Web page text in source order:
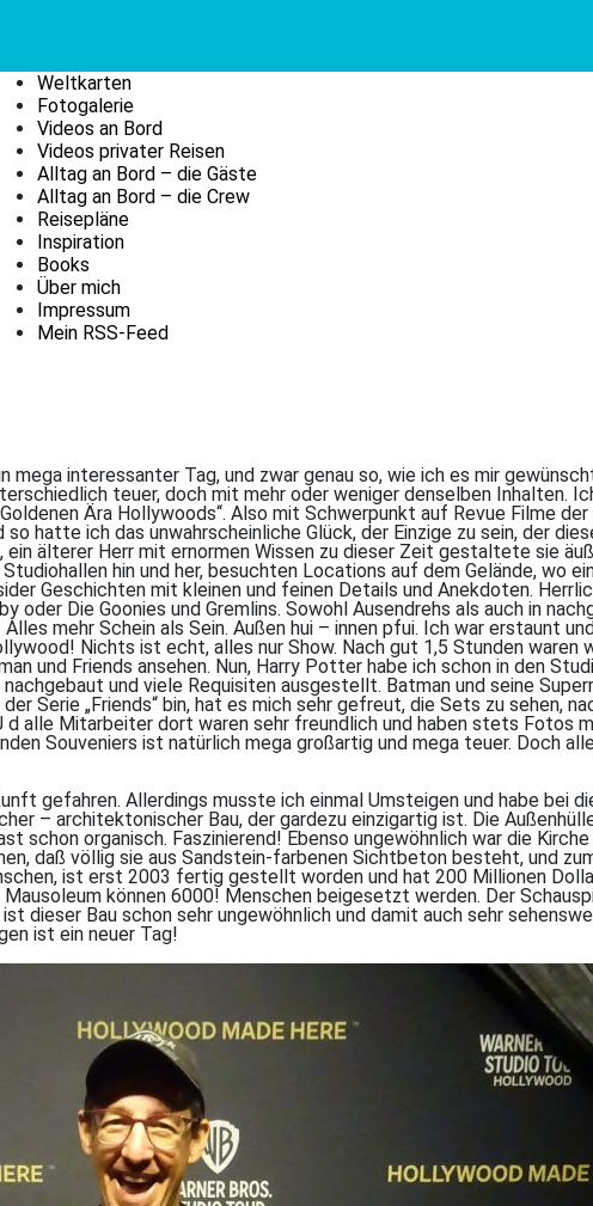
Weltkarten
Fotogalerie
Videos an Bord
Videos privater Reisen
Alltag an Bord – die Gäste
Alltag an Bord – die Crew
Reisepläne
Inspiration
Books
Über mich
Impressum
Mein RSS-Feed
mega interessanter Tag, und zwar genau so, wie ich es mir
teuer, doch mit mehr oder weniger denselben Inhalten.
Ära Hollywoods“. Also mit Schwerpunkt auf Revue Filme
hatte ich das unwahrscheinliche Glück, der Einzige zu sein, der
ein älterer Herr mit ernormen Wissen zu dieser Zeit gestaltete sie
hin und her, besuchten Locations auf dem Gelände, wo
Geschichten mit kleinen und feinen Details und Anekdoten.
oder Die Goonies und Gremlins. Sowohl Ausendrehs als auch in
mehr Schein als Sein. Außen hui – innen pfui. Ich war erstaunt
Nichts ist echt, alles nur Show. Nach gut 1,5 Stunden waren
und Friends ansehen. Nun, Harry Potter habe ich schon in den
und viele Requisiten ausgestellt. Batman und seine
Serie „Friends“ bin, hat es mich sehr gefreut, die Sets zu sehen,
alle Mitarbeiter dort waren sehr freundlich und haben stets Fotos
Souveniers ist natürlich mega großartig und mega teuer. Doch
gefahren. Allerdings musste ich einmal Umsteigen und habe bei
– architektonischer Bau, der gardezu einzigartig ist. Die
schon organisch. Faszinierend! Ebenso ungewöhnlich war die Kirche
daß völlig sie aus Sandstein-farbenen Sichtbeton besteht, und
ist erst 2003 fertig gestellt worden und hat 200 Millionen
können 6000! Menschen beigesetzt werden. Der
dieser Bau schon sehr ungewöhnlich und damit auch sehr
ist ein neuer Tag!